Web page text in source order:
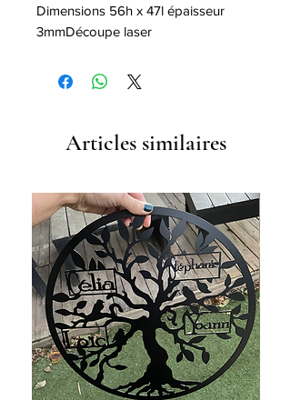
Dimensions 56h x 47l épaisseur
3mmDécoupe laser
Articles similaires